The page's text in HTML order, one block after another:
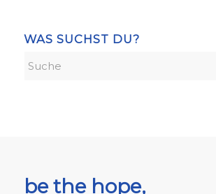
WAS SUCHST DU?
be the hope,